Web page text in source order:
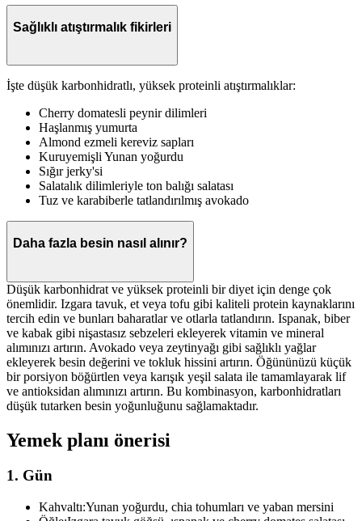
Sağlıklı atıştırmalık fikirleri
İşte düşük karbonhidratlı, yüksek proteinli atıştırmalıklar:
Cherry domatesli peynir dilimleri
Haşlanmış yumurta
Almond ezmeli kereviz sapları
Kuruyemişli Yunan yoğurdu
Sığır jerky'si
Salatalık dilimleriyle ton balığı salatası
Tuz ve karabiberle tatlandırılmış avokado
Daha fazla besin nasıl alınır?
Düşük karbonhidrat ve yüksek proteinli bir diyet için denge çok
önemlidir. Izgara tavuk, et veya tofu gibi kaliteli protein kaynaklarını
tercih edin ve bunları baharatlar ve otlarla tatlandırın. Ispanak, biber
ve kabak gibi nişastasız sebzeleri ekleyerek vitamin ve mineral
alımınızı artırın. Avokado veya zeytinyağı gibi sağlıklı yağlar
ekleyerek besin değerini ve tokluk hissini artırın. Öğününüzü küçük
bir porsiyon böğürtlen veya karışık yeşil salata ile tamamlayarak lif
ve antioksidan alımınızı artırın. Bu kombinasyon, karbonhidratları
düşük tutarken besin yoğunluğunu sağlamaktadır.
Yemek planı önerisi
1. Gün
Kahvaltı:Yunan yoğurdu, chia tohumları ve yaban mersini